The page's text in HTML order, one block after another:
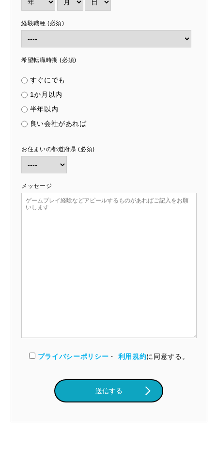
経験職種 (必須)
希望転職時期 (必須)
すぐにでも
1か月以内
半年以内
良い会社があれば
お住まいの都道府県 (必須)
メッセージ
プライバシーポリシー ・ 利用規約に同意する。